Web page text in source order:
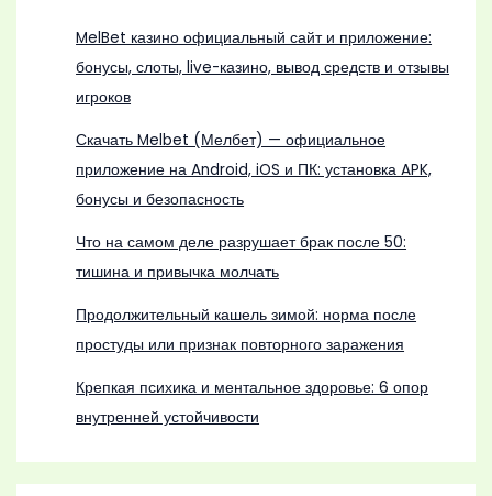
MelBet казино официальный сайт и приложение:
бонусы, слоты, live-казино, вывод средств и отзывы
игроков
Скачать Melbet (Мелбет) — официальное
приложение на Android, iOS и ПК: установка APK,
бонусы и безопасность
Что на самом деле разрушает брак после 50:
тишина и привычка молчать
Продолжительный кашель зимой: норма после
простуды или признак повторного заражения
Крепкая психика и ментальное здоровье: 6 опор
внутренней устойчивости